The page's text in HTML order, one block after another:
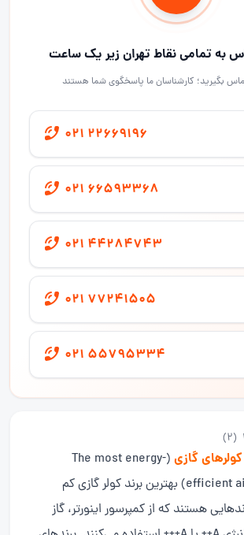
به تمامی نقاط تهران زیر یک ساعت
بگیرید؛ کارشناسان ما پاسخگوی شما هستند
021 22669196
021 66593368
021 44284743
021 77241505
021 55795334
(
2
)
گازی (The most energy-
efficient air conditioners) بهترین برند کولر گازی کم
هستند که از کمپرسور اینورتر، گاز